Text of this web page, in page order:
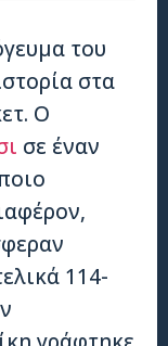
του
στα
Ο
σε έναν
114-